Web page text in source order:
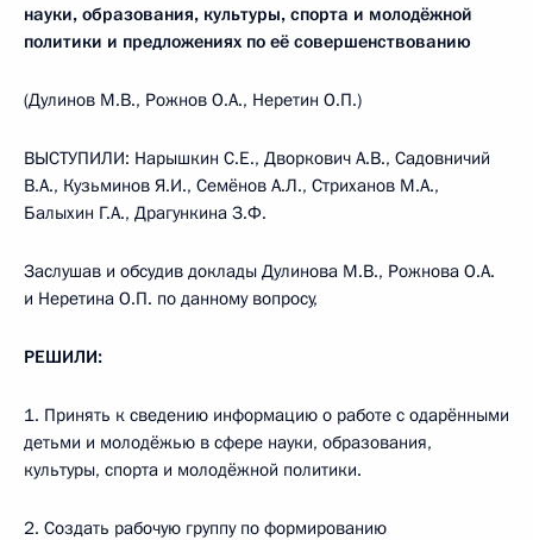
науки, образования, культуры, спорта и молодёжной
политики и предложениях по её совершенствованию
(Дулинов М.В., Рожнов O.A., Неретин О.П.)
ВЫСТУПИЛИ: Нарышкин С.Е., Дворкович A.B., Садовничий
В.А., Кузьминов Я.И., Семёнов А.Л., Стриханов М.А.,
Балыхин Г.А., Драгункина З.Ф.
Заслушав и обсудив доклады Дулинова М.В., Рожнова O.A.
и Неретина О.П. по данному вопросу,
РЕШИЛИ:
1. Принять к сведению информацию о работе с одарёнными
детьми и молодёжью в сфере науки, образования,
культуры, спорта и молодёжной политики.
2. Создать рабочую группу по формированию